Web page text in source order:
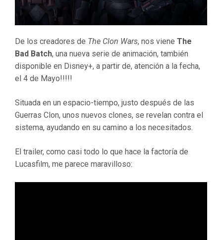
De los creadores de The Clon Wars, nos viene The
Bad Batch, una nueva serie de animación, también
disponible en Disney+, a partir de, atención a la fecha,
el 4 de Mayo!!!!!
Situada en un espacio-tiempo, justo después de las
Guerras Clon, unos nuevos clones, se revelan contra el
sistema, ayudando en su camino a los necesitados.
El trailer, como casi todo lo que hace la factoría de
Lucasfilm, me parece maravilloso: